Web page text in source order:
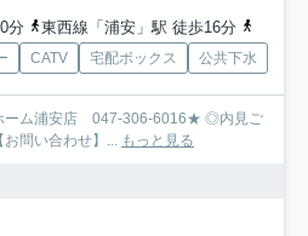
分
東西線「浦安」駅 徒歩16分
CATV 宅配ボックス 公共下水
浦安店 047-306-6016★ ◎内見ご
問い合わせ】...
もっと見る